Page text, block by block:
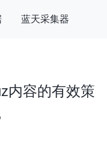
蓝天采集器
内容的有效策